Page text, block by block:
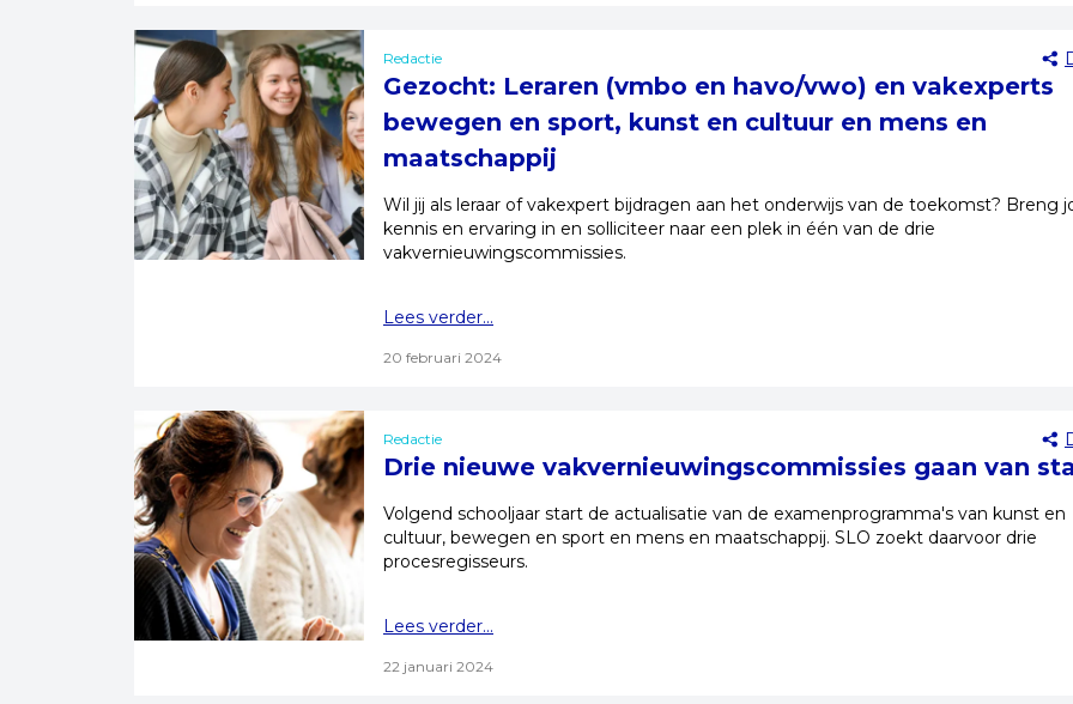
Redactie
Gezocht: Leraren (vmbo en havo/vwo) en vakexperts
bewegen en sport, kunst en cultuur en mens en
maatschappij
Wil jij als leraar of vakexpert bijdragen aan het onderwijs van de toekomst? Breng
kennis en ervaring in en solliciteer naar een plek in één van de drie
vakvernieuwingscommissies.
Lees verder...
20 februari 2024
Redactie
Drie nieuwe vakvernieuwingscommissies gaan van
Volgend schooljaar start de actualisatie van de examenprogramma's van kunst en
cultuur, bewegen en sport en mens en maatschappij. SLO zoekt daarvoor drie
procesregisseurs.
Lees verder...
22 januari 2024